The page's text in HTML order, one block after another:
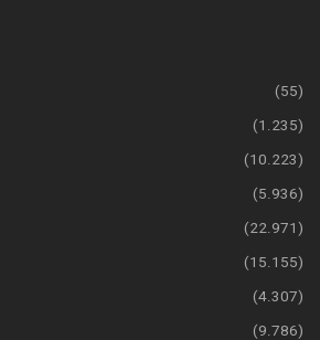
(55)
(1.235)
(10.223)
(5.936)
(22.971)
(15.155)
(4.307)
(9.786)